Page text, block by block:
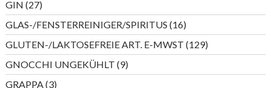
GIN 2727
Produkte
GLAS-/FENSTERREINIGER/SPIRITUS 1616
Produkte
GLUTEN-/LAKTOSEFREIE ART. E-MWST 129129
Produkte
GNOCCHI UNGEKÜHLT 99
Produkte
GRAPPA 33